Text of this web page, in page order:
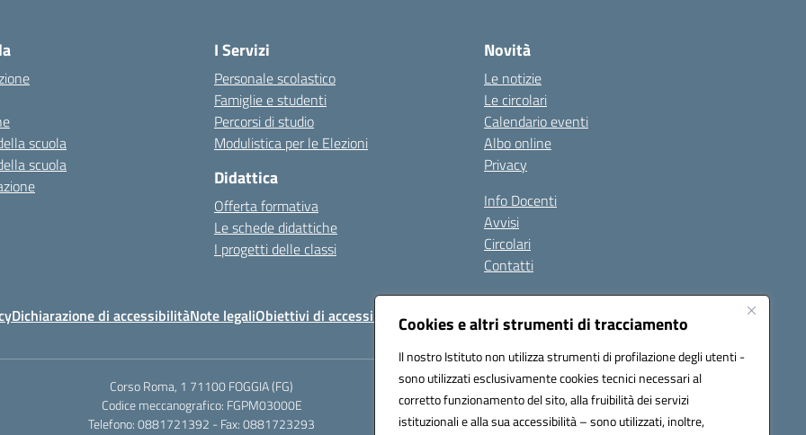
Cookies e altri strumenti di tracciamento
Il nostro Istituto non utilizza strumenti di profilazione degli utenti -
sono utilizzati esclusivamente cookies tecnici necessari al
corretto funzionamento del sito, alla fruibilità dei servizi
istituzionali e alla sua accessibilità – sono utilizzati, inoltre,
scuola
scuola
I Servizi
Personale scolastico
Famiglie e studenti
Percorsi di studio
Modulistica per le Elezioni
Didattica
Offerta formativa
Le schede didattiche
I progetti delle classi
Novità
Le notizie
Le circolari
Calendario eventi
Albo online
Privacy
Info Docenti
Avvisi
Circolari
Contatti
Dichiarazione di accessibilitàNote legaliObiettivi di accessibilità Seguici su:
Corso Roma, 1 71100 FOGGIA (FG)
Codice meccanografico: FGPM03000E
Telefono: 0881721392 - Fax: 0881723293